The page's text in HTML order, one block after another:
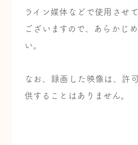
ライン媒体などで使用させ
ございますので、あらかじ
い。
なお、録画した映像は、許
供することはありません。